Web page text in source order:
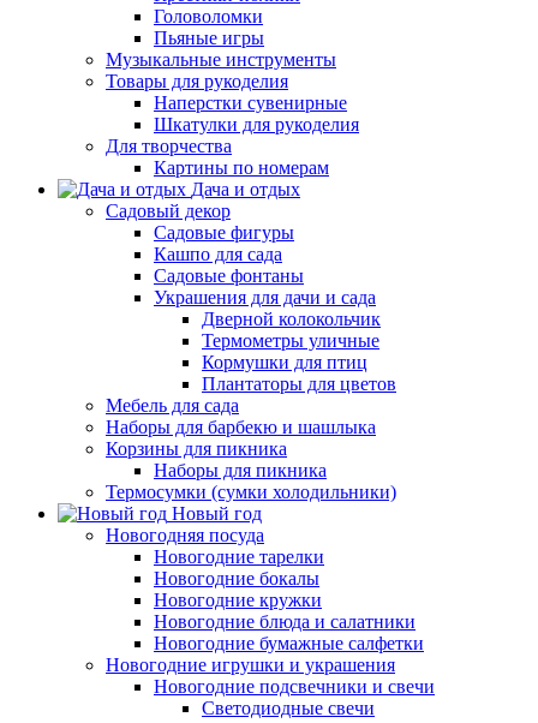
Головоломки
Пьяные игры
Музыкальные инструменты
Товары для рукоделия
Наперстки сувенирные
Шкатулки для рукоделия
Для творчества
Картины по номерам
Дача и отдых
Садовый декор
Садовые фигуры
Кашпо для сада
Садовые фонтаны
Украшения для дачи и сада
Дверной колокольчик
Термометры уличные
Кормушки для птиц
Плантаторы для цветов
Мебель для сада
Наборы для барбекю и шашлыка
Корзины для пикника
Наборы для пикника
Термосумки (сумки холодильники)
Новый год
Новогодняя посуда
Новогодние тарелки
Новогодние бокалы
Новогодние кружки
Новогодние блюда и салатники
Новогодние бумажные салфетки
Новогодние игрушки и украшения
Новогодние подсвечники и свечи
Светодиодные свечи